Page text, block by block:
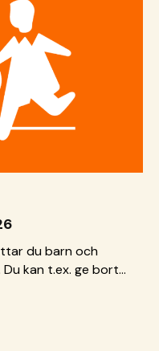
du barn och
kan t.ex. ge bort
eller